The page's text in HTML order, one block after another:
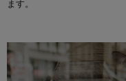
ます。